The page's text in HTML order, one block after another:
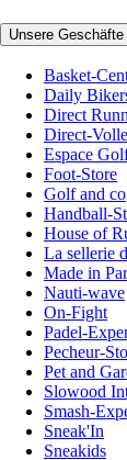
Unsere Geschäfte
Basket-
Daily
Direct
Direct-
Espace
Foot-Store
Golf and co
Handball-
House of
La sellerie
Made in
Nauti-wave
On-Fight
Padel-
Pecheur-
Pet and
Slowood
Smash-
Sneak'In
Sneakids